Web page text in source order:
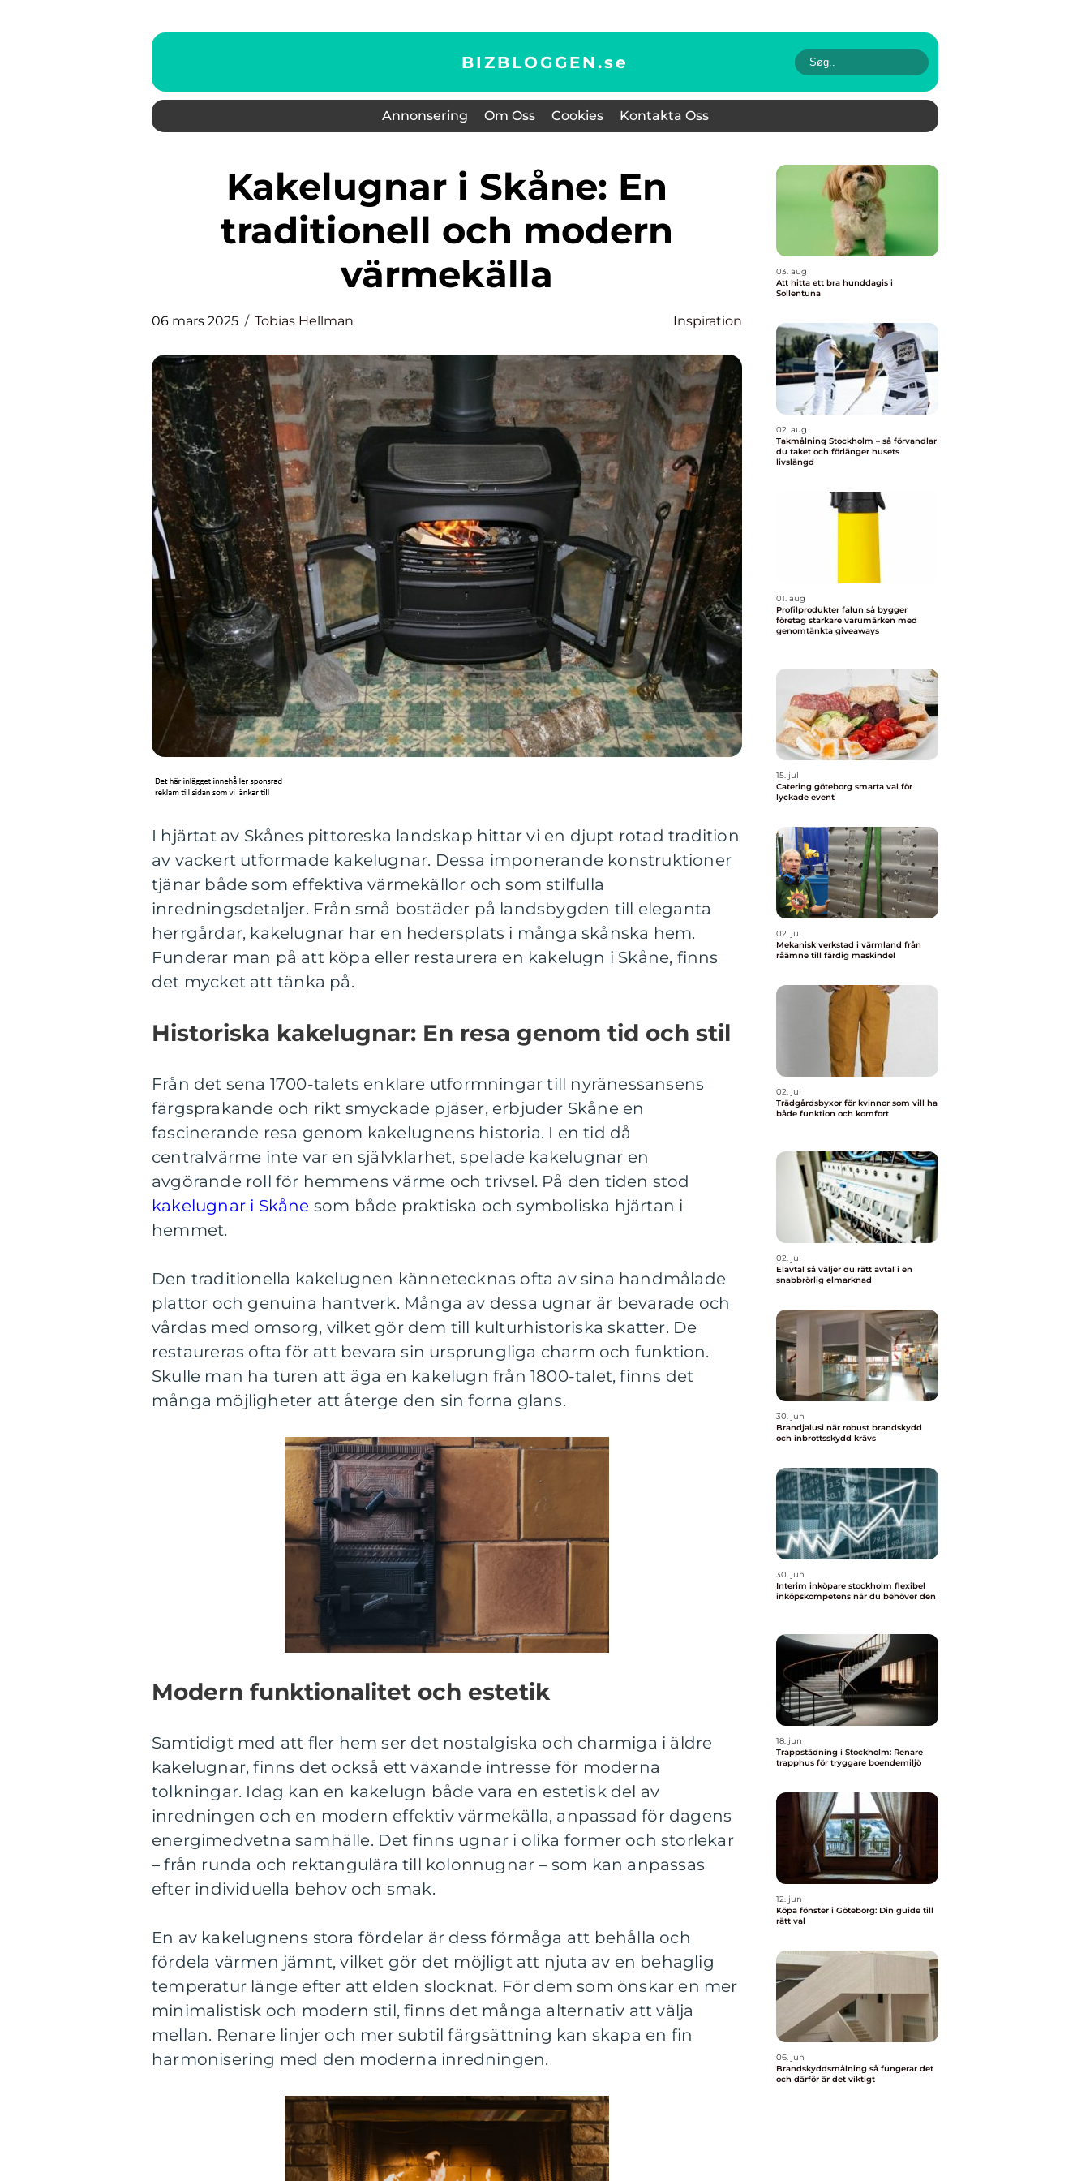
BIZBLOGGEN.se
Annonsering Om Oss Cookies Kontakta Oss
Kakelugnar i Skåne: En
traditionell och modern
värmekälla
06 mars 2025 Tobias Hellman Inspiration
I hjärtat av Skånes pittoreska landskap hittar vi en djupt rotad tradition
av vackert utformade kakelugnar. Dessa imponerande konstruktioner
tjänar både som effektiva värmekällor och som stilfulla
inredningsdetaljer. Från små bostäder på landsbygden till eleganta
herrgårdar, kakelugnar har en hedersplats i många skånska hem.
Funderar man på att köpa eller restaurera en kakelugn i Skåne, finns
det mycket att tänka på.
Historiska kakelugnar: En resa genom tid och stil
Från det sena 1700-talets enklare utformningar till nyränessansens
färgsprakande och rikt smyckade pjäser, erbjuder Skåne en
fascinerande resa genom kakelugnens historia. I en tid då
centralvärme inte var en självklarhet, spelade kakelugnar en
avgörande roll för hemmens värme och trivsel. På den tiden stod
kakelugnar i Skåne som både praktiska och symboliska hjärtan i
hemmet.
Den traditionella kakelugnen kännetecknas ofta av sina handmålade
plattor och genuina hantverk. Många av dessa ugnar är bevarade och
vårdas med omsorg, vilket gör dem till kulturhistoriska skatter. De
restaureras ofta för att bevara sin ursprungliga charm och funktion.
Skulle man ha turen att äga en kakelugn från 1800-talet, finns det
många möjligheter att återge den sin forna glans.
Modern funktionalitet och estetik
Samtidigt med att fler hem ser det nostalgiska och charmiga i äldre
kakelugnar, finns det också ett växande intresse för moderna
tolkningar. Idag kan en kakelugn både vara en estetisk del av
inredningen och en modern effektiv värmekälla, anpassad för dagens
energimedvetna samhälle. Det finns ugnar i olika former och storlekar
– från runda och rektangulära till kolonnugnar – som kan anpassas
efter individuella behov och smak.
En av kakelugnens stora fördelar är dess förmåga att behålla och
fördela värmen jämnt, vilket gör det möjligt att njuta av en behaglig
temperatur länge efter att elden slocknat. För dem som önskar en mer
minimalistisk och modern stil, finns det många alternativ att välja
mellan. Renare linjer och mer subtil färgsättning kan skapa en fin
harmonisering med den moderna inredningen.
03. aug
Att hitta ett bra hunddagis i
Sollentuna
02. aug
Takmålning Stockholm – så förvandlar
du taket och förlänger husets
livslängd
01. aug
Profilprodukter falun så bygger
företag starkare varumärken med
genomtänkta giveaways
15. jul
Catering göteborg smarta val för
lyckade event
02. jul
Mekanisk verkstad i värmland från
råämne till färdig maskindel
02. jul
Trädgårdsbyxor för kvinnor som vill ha
både funktion och komfort
02. jul
Elavtal så väljer du rätt avtal i en
snabbrörlig elmarknad
30. jun
Brandjalusi när robust brandskydd
och inbrottsskydd krävs
30. jun
Interim inköpare stockholm flexibel
inköpskompetens när du behöver den
18. jun
Trappstädning i Stockholm: Renare
trapphus för tryggare boendemiljö
12. jun
Köpa fönster i Göteborg: Din guide till
rätt val
06. jun
Brandskyddsmålning så fungerar det
och därför är det viktigt